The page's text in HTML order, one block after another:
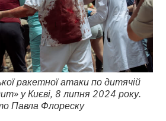
ракетної атаки по дитячій
у Києві, 8 липня 2024 року.
Павла Флореску